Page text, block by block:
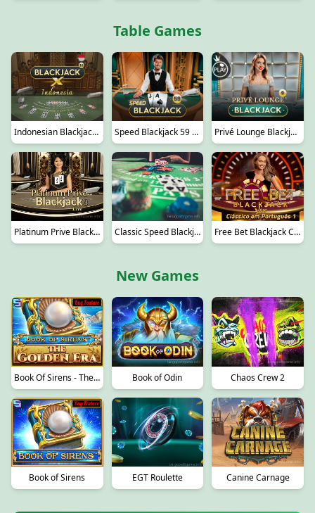
Table Games
Indonesian BlackjackX 12 Speed Blackjack 59 - Emerald Privé Lounge Blackjack 9
Platinum Prive Blackjack 3 Classic Speed Blackjack 100 Free Bet Blackjack Clássico em Português 1
New Games
Book Of Sirens - The Golden Era Book of Odin Chaos Crew 2
Book of Sirens EGT Roulette Canine Carnage